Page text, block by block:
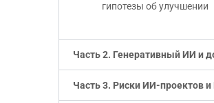
гипотезы об улучшении
Часть 2. Генеративный ИИ и
Часть 3. Риски ИИ-проектов